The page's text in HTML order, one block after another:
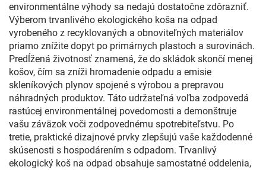
environmentálne výhody sa nedajú dostatočne zdôrazniť.
Výberom trvanlivého ekologického koša na odpad
vyrobeného z recyklovaných a obnoviteľných materiálov
priamo znížite dopyt po primárnych plastoch a surovinách.
Predĺžená životnosť znamená, že do skládok skončí menej
košov, čím sa zníži hromadenie odpadu a emisie
skleníkových plynov spojené s výrobou a prepravou
náhradných produktov. Táto udržateľná voľba zodpovedá
rastúcej environmentálnej povedomosti a demonštruje
vašu záväzok voči zodpovednému spotrebiteľstvu. Po
tretie, praktické dizajnové prvky zlepšujú vaše každodenné
skúsenosti s hospodárením s odpadom. Trvanlivý
ekologický koš na odpad obsahuje samostatné oddelenia,